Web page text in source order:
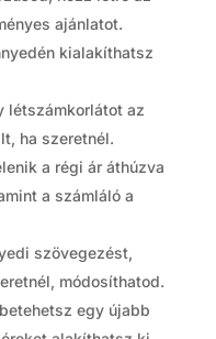
ajánlatot.
kialakíthatsz
létszámkorlátot az
ha szeretnél.
a régi ár áthúzva
a számláló a
szövegezést,
módosíthatod.
egy újabb